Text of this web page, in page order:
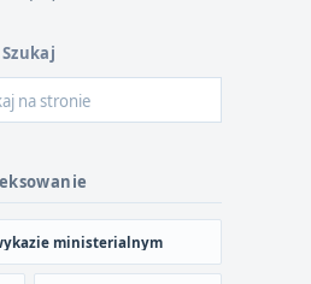
ministerialnym
Szukaj